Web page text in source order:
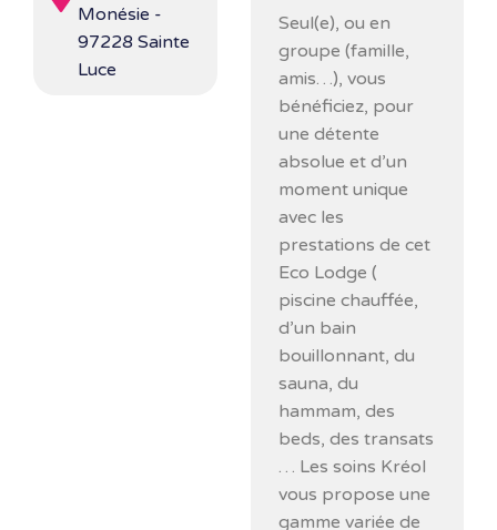
Monésie -
97228 Sainte
Luce
Seul(e), ou en
groupe (famille,
amis…), vous
bénéficiez, pour
une détente
absolue et d’un
moment unique
avec les
prestations de cet
Eco Lodge (
piscine chauffée,
d’un bain
bouillonnant, du
sauna, du
hammam, des
beds, des transats
… Les soins Kréol
vous propose une
gamme variée de